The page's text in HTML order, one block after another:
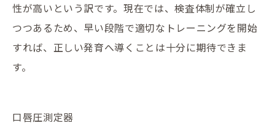
性が高いという訳です。現在では、検査体制が確立し
つつあるため、早い段階で適切なトレーニングを開始
すれば、正しい発育へ導くことは十分に期待できま
す。
口唇圧測定器